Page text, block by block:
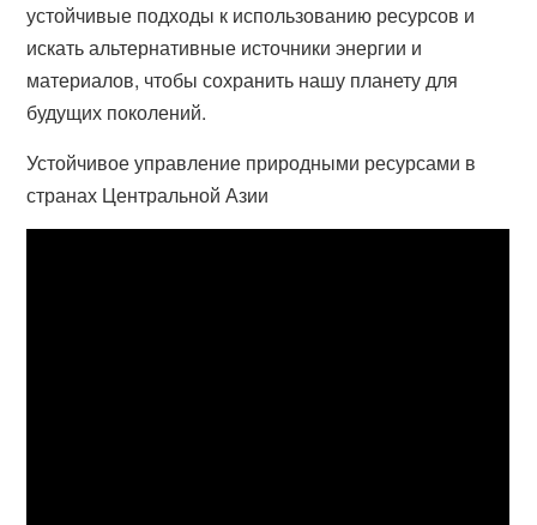
устойчивые подходы к использованию ресурсов и
искать альтернативные источники энергии и
материалов, чтобы сохранить нашу планету для
будущих поколений.
Устойчивое управление природными ресурсами в
странах Центральной Азии